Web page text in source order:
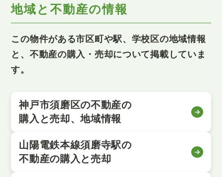
地域と不動産の情報
この物件がある市区町や駅、学校区の地域情報
と、不動産の購入・売却について掲載していま
す。
神戸市須磨区の不動産の
購入と売却、地域情報
山陽電鉄本線須磨寺駅の
不動産の購入と売却